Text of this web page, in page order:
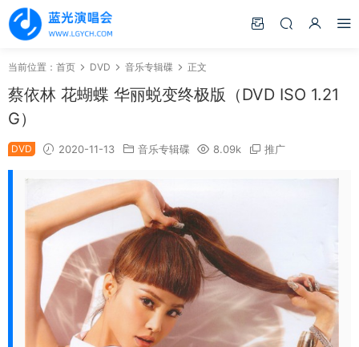
当前位置： 首页 DVD 音乐专辑碟 正文
蔡依林 花蝴蝶 华丽蜕变终极版（DVD ISO 1.21
G）
DVD 2020-11-13 音乐专辑碟 8.09k 推广